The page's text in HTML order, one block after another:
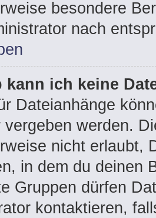
besondere
nach
kann ich keine
Dateianhänge
vergeben werden.
nicht erlaubt,
in dem du deinen
Gruppen dürfen
kontaktieren,